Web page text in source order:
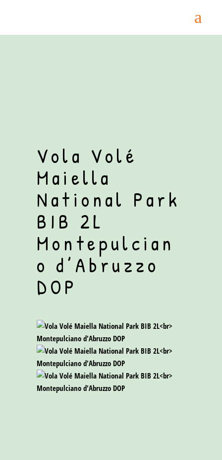
Vola Volé
Maiella
National Park
BIB 2L
Montepulcian
o d’Abruzzo
DOP